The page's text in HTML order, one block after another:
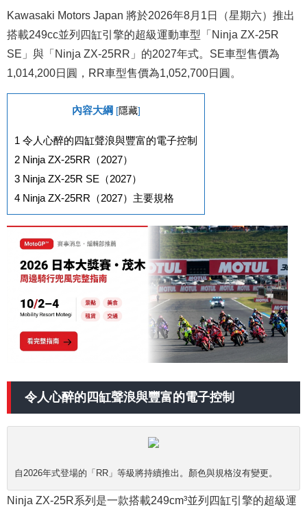
Kawasaki Motors Japan 將於2026年8月1日（星期六）推出
搭載249cc並列四缸引擎的超級運動車型「Ninja ZX-25R
SE」與「Ninja ZX-25RR」的2027年式。SE車型售價為
1,014,200日圓，RR車型售價為1,052,700日圓。
內容大綱 [隱藏]
1 令人心醉的四缸聲浪與豐富的電子控制
2 Ninja ZX-25RR（2027）
3 Ninja ZX-25R SE（2027）
4 Ninja ZX-25RR（2027）主要規格
令人心醉的四缸聲浪與豐富的電子控制
自2026年式登場的「RR」等級將持續推出。顏色與規格沒有變更。
Ninja ZX-25R系列是一款搭載249cm³並列四缸引擎的超級運